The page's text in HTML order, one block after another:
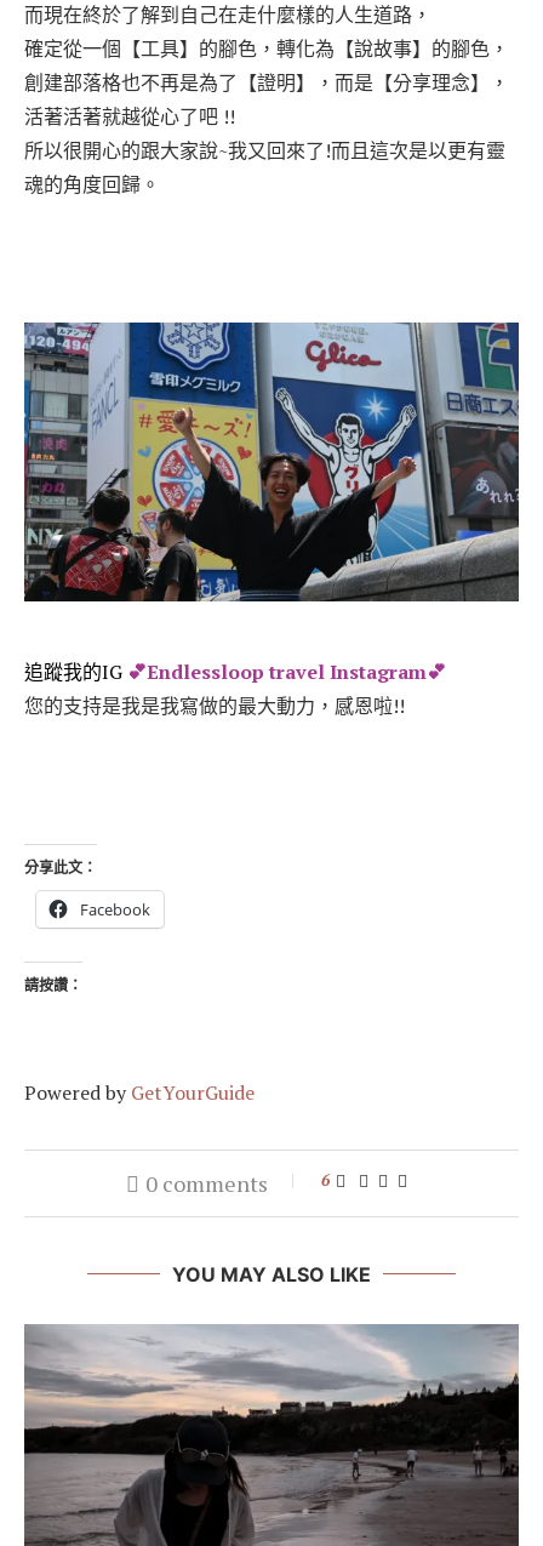
而現在終於了解到自己在走什麼樣的人生道路，
確定從一個【工具】的腳色，轉化為【說故事】的腳色，
創建部落格也不再是為了【證明】，而是【分享理念】，
活著活著就越從心了吧 !!
所以很開心的跟大家說~我又回來了!而且這次是以更有靈
魂的角度回歸。
追蹤我的IG 💕Endlessloop travel Instagram💕
您的支持是我是我寫做的最大動力，感恩啦!!
分享此文：
Facebook
請按讚：
Powered byGetYourGuide
0 comments 6
YOU MAY ALSO LIKE